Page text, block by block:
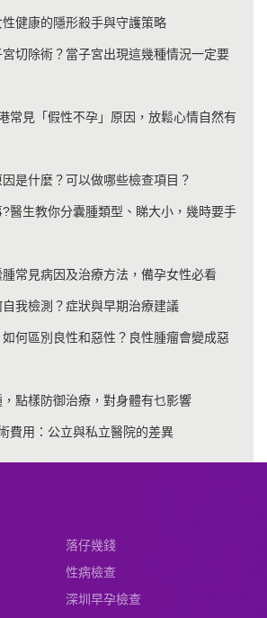
健康的隱形殺手與守護策略
切除術？當子宮出現這幾種情況一定要
常見「假性不孕」原因，放鬆心情自然有
是什麼？可以做哪些檢查項目？
醫生教你分囊腫類型、睇大小，幾時要手
常見病因及治療方法，備孕女性必看
我檢測？症狀與早期治療建議
何區別良性和惡性？良性腫瘤會變成惡
點樣防御治療，對身體有乜影響
費用：公立與私立醫院的差異
落仔幾錢
性病檢查
深圳早孕檢查